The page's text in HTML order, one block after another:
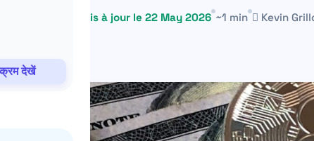
देखें
Mis à jour le 22 May 2026 ~1 min Kevin